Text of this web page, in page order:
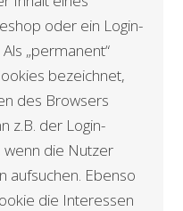
oder ein Login-
„permanent“
bezeichnet,
des Browsers
z.B. der Login-
wenn die Nutzer
aufsuchen. Ebenso
die Interessen